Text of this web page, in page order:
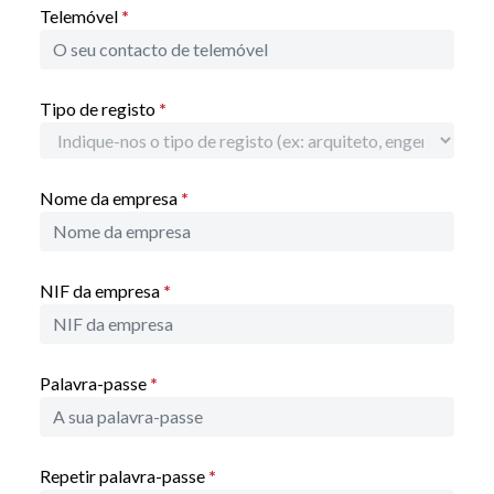
eficiência com a qualidade Ariston.
Acesse a nossa área reservada para
ferramentas digitais que temos para si.
Encontre aqui um ponto de referência
Telemóvel *
Tipo de registo *
Nome da empresa *
NIF da empresa *
Palavra-passe *
Repetir palavra-passe *